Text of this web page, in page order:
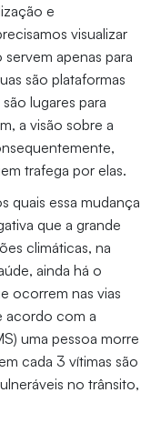
e
visualizar
apenas para
são plataformas
lugares para
a visão sobre a
trafega por elas.
quais essa mudança
que a grande
climáticas, na
ainda há o
ocorrem nas vias
acordo com a
uma pessoa morre
cada 3 vítimas são
no trânsito,